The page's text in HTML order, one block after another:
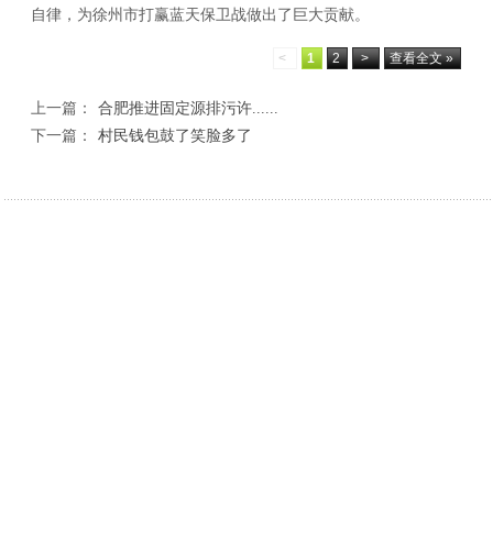
自律，为徐州市打赢蓝天保卫战做出了巨大贡献。
< 1 2 > 查看全文 »
上一篇：
合肥推进固定源排污许......
下一篇：
村民钱包鼓了笑脸多了